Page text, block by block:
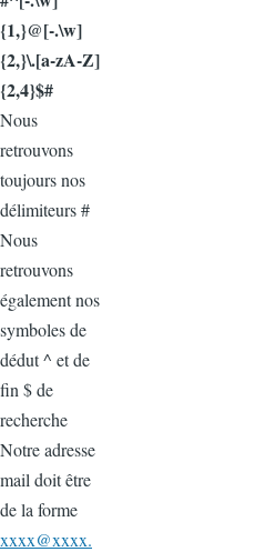
{1,}@[-.\w]
{2,}\.[a-zA-Z]
{2,4}$#
Nous
retrouvons
toujours nos
délimiteurs #
Nous
retrouvons
également nos
symboles de
dédut ^ et de
fin $ de
recherche
Notre adresse
mail doit être
de la forme
xxxx@xxxx.